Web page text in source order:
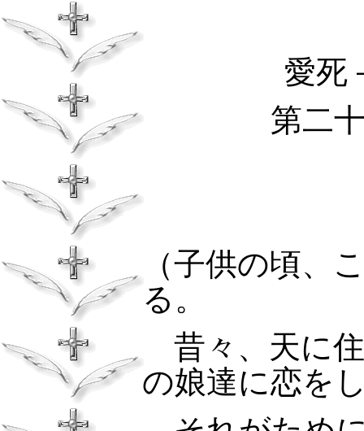
愛死
第二
（子供の頃、
る。
昔々、天に
の娘達に恋を